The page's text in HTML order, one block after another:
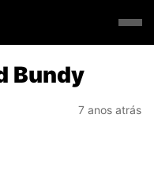
Bundy
7 anos atrás